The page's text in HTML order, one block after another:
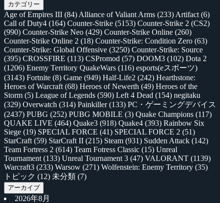
カテゴリー
Age of Empires III (84) Alliance of Valiant Arms (233) Artifact (6)
Call of Duty4 (164) Counter-Strike (5153) Counter-Strike 2 (CS2)
(990) Counter-Strike Neo (429) Counter-Strike Online (260)
Counter-Strike Online 2 (18) Counter-Strike: Condition Zero (63)
Counter-Strike: Global Offensive (3250) Counter-Strike: Source
(395) CROSSFIRE (113) CSPromod (57) DOOM3 (102) Dota 2
(1206) Enemy Territory QuakeWars (116) esports(eスポーツ)
(3143) Fortnite (8) Game (949) Half-Life2 (242) Hearthstone:
Heroes of Warcraft (68) Heroes of Newerth (49) Heroes of the
Storm (5) League of Legends (590) Left 4 Dead (154) negitaku
(329) Overwatch (314) Painkiller(133) PC・ゲーミングデバイス
(2437) PUBG (252) PUBG MOBILE (3) Quake Champions (117)
QUAKE LIVE (464) Quake3 (918) Quake4 (393) Rainbow Six
Siege (19) SPECIAL FORCE (41) SPECIAL FORCE 2 (51)
StarCraft (59) StarCraft II (215) Steam (931) Sudden Attack (142)
Team Fortress 2 (614) Team Fotress Classic (15) Unreal
Tournament (133) Unreal Tournament 3 (47) VALORANT (1139)
Warcraft3 (233) Warsow (271) Wolfenstein: Enemy Territory (35)
トピック (12) 未分類 (7)
アーカイブ
2026年8月